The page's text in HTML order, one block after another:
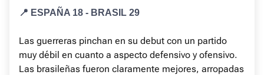
📍 ESPAÑA 18 - BRASIL 29
Las guerreras pinchan en su debut con un partido
muy débil en cuanto a aspecto defensivo y ofensivo.
Las brasileñas fueron claramente mejores, arropadas